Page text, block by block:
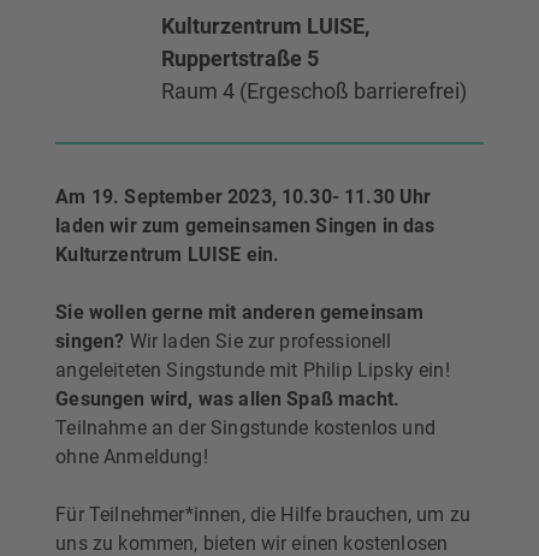
Kulturzentrum LUISE,
Ruppertstraße 5
Raum 4 (Ergeschoß barrierefrei)
Am 19. September 2023, 10.30- 11.30 Uhr
laden wir zum gemeinsamen Singen in das
Kulturzentrum LUISE ein.
Sie wollen gerne mit anderen gemeinsam
singen? Wir laden Sie zur professionell
angeleiteten Singstunde mit Philip Lipsky ein!
Gesungen wird, was allen Spaß macht.
Teilnahme an der Singstunde kostenlos und
ohne Anmeldung!
Für Teilnehmer*innen, die Hilfe brauchen, um zu
uns zu kommen, bieten wir einen kostenlosen